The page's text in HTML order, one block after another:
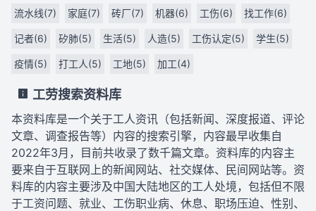
流水线(7) 家庭(7) 砖厂(7) 机器(6) 工伤(6) 找工作(6)
记者(6) 矽肺(5) 生活(5) 人造(5) 工伤认定(5) 学生(5)
疫情(5) 打工人(5) 工地(5) 加工(4)
工劳搜索资料库
本资料库是一个关于工人资讯（包括新闻、深度报道、评论
文章、调查报告等）内容的搜索引擎，内容最早收集自
2022年3月，目前共收录了数千篇文章。资料库的内容主
要来自于互联网上的新闻网站、社交媒体、民间网站等。资
料库的内容主要涉及中国大陆地区的工人处境，包括但不限
于工资问题、就业、工伤职业病、休息、职场压迫、性别、